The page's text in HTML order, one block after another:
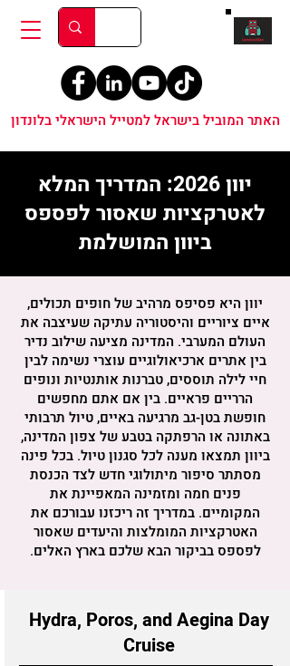
האתר המוביל בישראל למטייל הישראלי בלונדון
יוון 2026: המדריך המלא
לאטרקציות שאסור לפספס
ביוון המושלמת
יוון היא פסיפס מרהיב של חופים תכולים,
איים ציוריים והיסטוריה עתיקה שעיצבה את
העולם המערבי. המדינה מציעה שילוב נדיר
בין אתרים ארכיאולוגיים עוצרי נשימה לבין
חיי לילה תוססים, טברנות אותנטיות ונופים
הרריים פראיים. בין אם אתם מחפשים
חופשת בטן-גב מרגיעה באיים, טיול תרבותי
באתונה או הרפתקה בטבע של צפון המדינה,
ביוון תמצאו מענה לכל סגנון טיול. בכל פינה
מסתתר סיפור מיתולוגי חדש לצד הכנסת
פנים חמה ומזמינה המאפיינת את
המקומיים. במדריך זה ריכזנו עבורכם את
האטרקציות המומלצות והיעדים שאסור
לפספס בביקור הבא שלכם בארץ האלים.
Hydra, Poros, and Aegina Day
Cruise